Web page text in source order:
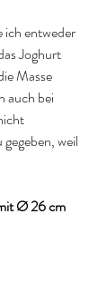
ich entweder
Joghurt
Masse
auch bei
weil
Ø 26 cm